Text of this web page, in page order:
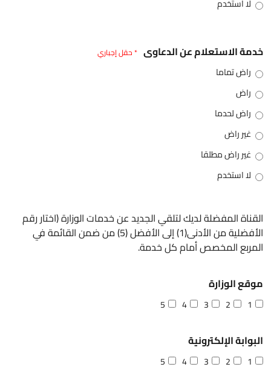
لا استخدم
خدمة الاستعلام عن الدعاوى * حقل إجباري
راض تماما
راض
راض لحدما
غير راض
غير راض مطلقا
لا استخدم
القناة المفضلة لديك لتلقي الجديد عن خدمات الوزارة (اختار رقم
الأفضلية من الأدنى(1) إلى الأفضل (5) من ضمن القائمة في
المربع المخصص أمام كل خدمة.
موقع الوزارة
1
2
3
4
5
البوابة الإلكترونية
1
2
3
4
5